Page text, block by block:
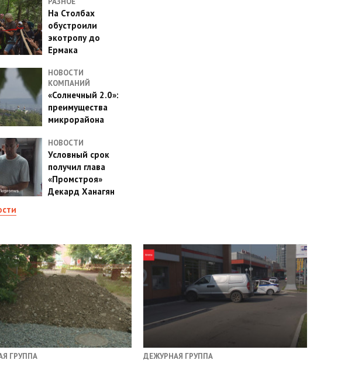
На Столбах
обустроили
экотропу до
Ермака
НОВОСТИ
КОМПАНИЙ
«Солнечный 2.0»:
преимущества
микрорайона
НОВОСТИ
Условный срок
получил глава
«Промстроя»
Декард Ханагян
ГРУППА ДЕЖУРНАЯ ГРУППА